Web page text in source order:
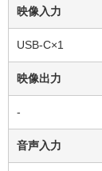
映像入力
USB-C×1
映像出力
-
音声入力